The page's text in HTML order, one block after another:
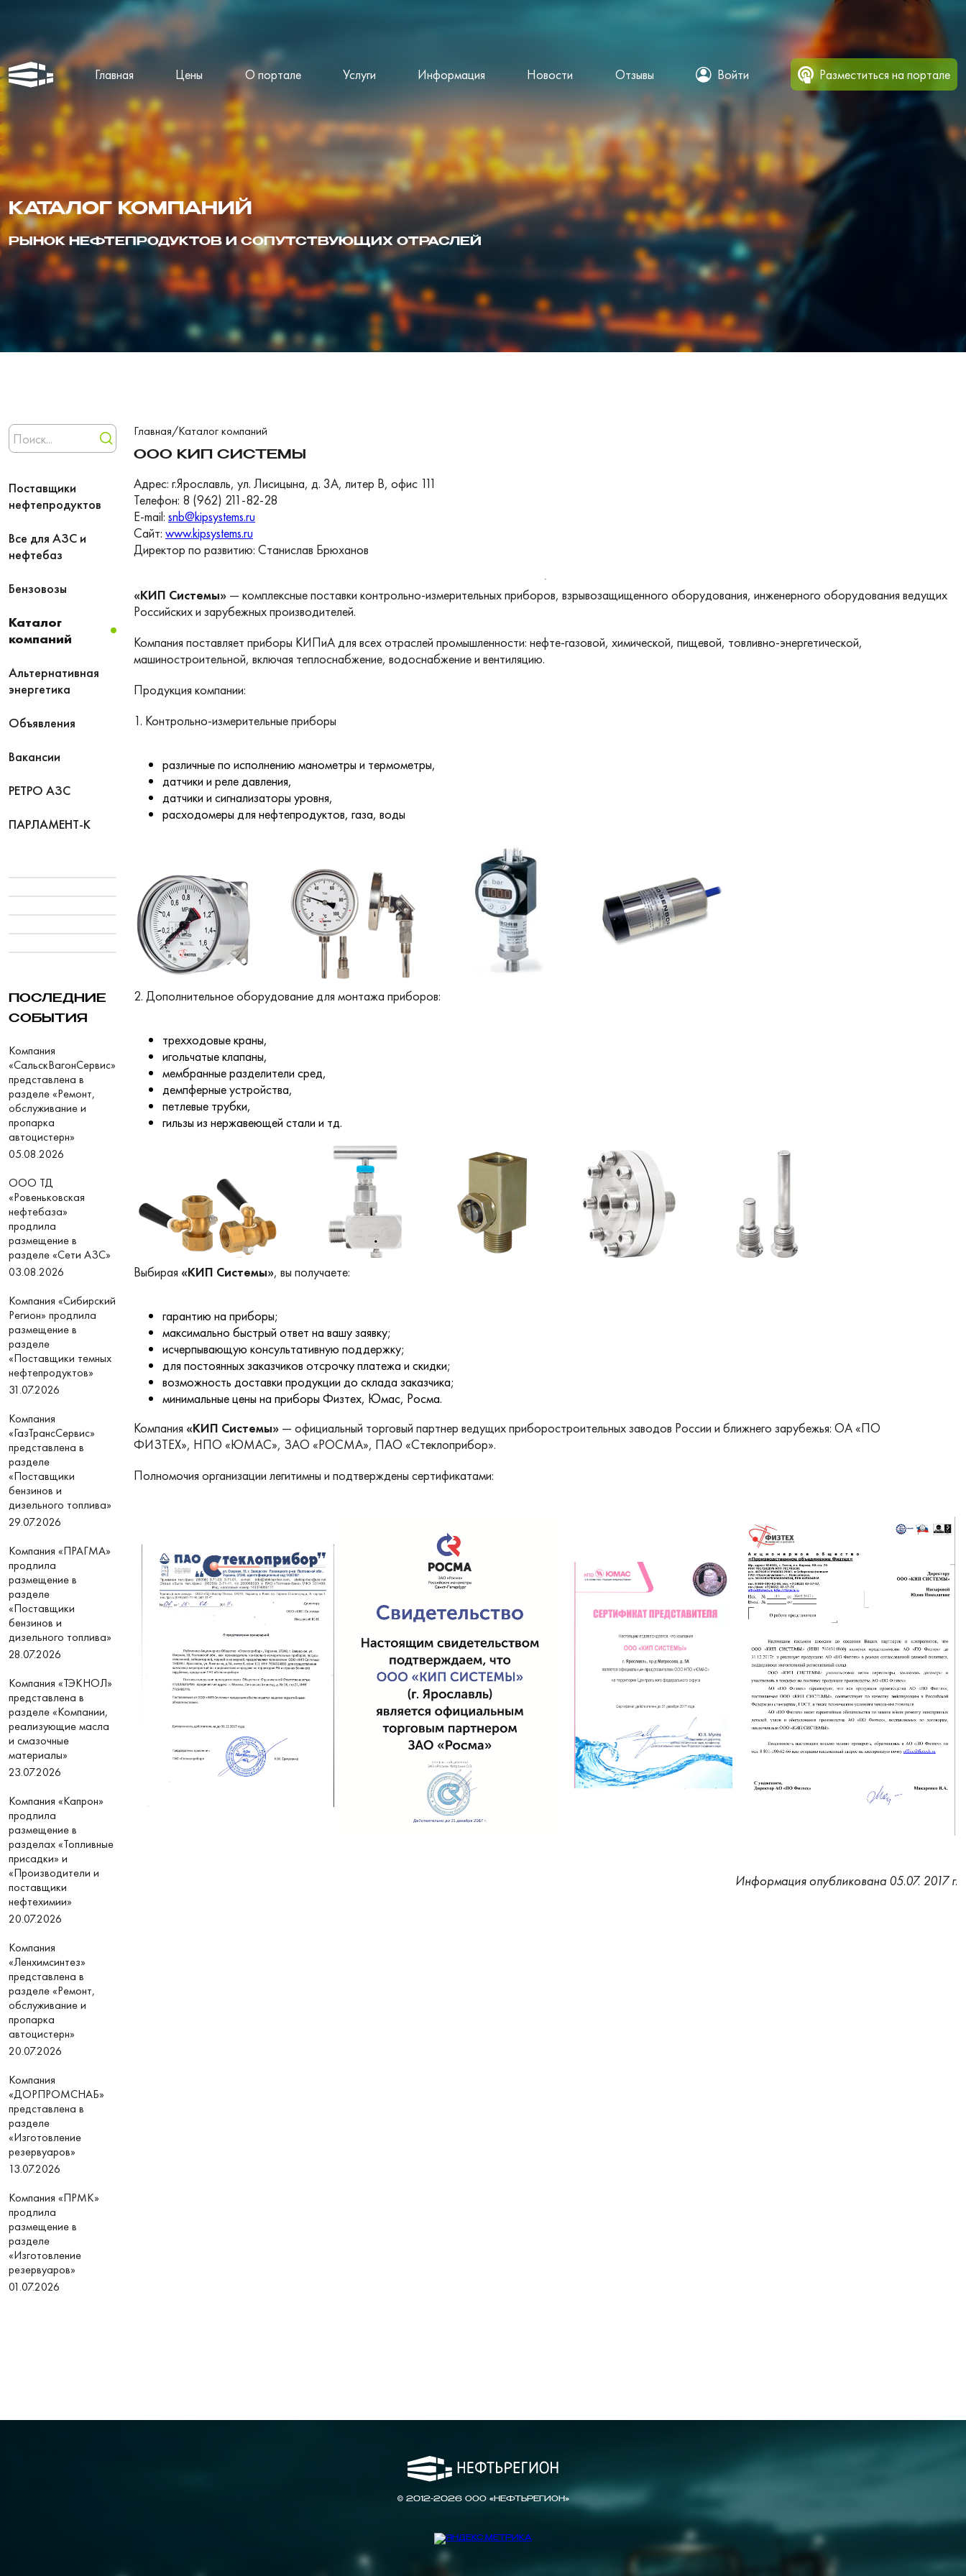
Главная Цены О портале Услуги Информация Новости Отзывы Войти Разместиться на портале
КАТАЛОГ КОМПАНИЙ
РЫНОК НЕФТЕПРОДУКТОВ И СОПУТСТВУЮЩИХ ОТРАСЛЕЙ
Поставщики
нефтепродуктов
Все для АЗС и
нефтебаз
Бензовозы
Каталог
компаний
Альтернативная
энергетика
Объявления
Вакансии
РЕТРО АЗС
ПАРЛАМЕНТ-К
ПОСЛЕДНИЕ
СОБЫТИЯ
Компания
«СальскВагонСервис»
представлена в
разделе «Ремонт,
обслуживание и
пропарка
автоцистерн»
05.08.2026
ООО ТД
«Ровеньковская
нефтебаза»
продлила
размещение в
разделе «Сети АЗС»
03.08.2026
Компания «Сибирский
Регион» продлила
размещение в
разделе
«Поставщики темных
нефтепродуктов»
31.07.2026
Компания
«ГазТрансСервис»
представлена в
разделе
«Поставщики
бензинов и
дизельного топлива»
29.07.2026
Компания «ПРАГМА»
продлила
размещение в
разделе
«Поставщики
бензинов и
дизельного топлива»
28.07.2026
Компания «ТЭКНОЛ»
представлена в
разделе «Компании,
реализующие масла
и смазочные
материалы»
23.07.2026
Компания «Капрон»
продлила
размещение в
разделах «Топливные
присадки» и
«Производители и
поставщики
нефтехимии»
20.07.2026
Компания
«Ленхимсинтез»
представлена в
разделе «Ремонт,
обслуживание и
пропарка
автоцистерн»
20.07.2026
Компания
«ДОРПРОМСНАБ»
представлена в
разделе
«Изготовление
резервуаров»
13.07.2026
Компания «ПРМК»
продлила
размещение в
разделе
«Изготовление
резервуаров»
01.07.2026
Главная/Каталог компаний
ООО КИП СИСТЕМЫ
Адрес: г.Ярославль, ул. Лисицына, д. 3А, литер В, офис 111
Телефон: 8 (962) 211-82-28
E-mail: snb@kipsystems.ru
Сайт: www.kipsystems.ru
Директор по развитию: Станислав Брюханов
«КИП Системы» — комплексные поставки контрольно-измерительных приборов, взрывозащищенного оборудования, инженерного оборудования ведущих
Российских и зарубежных производителей.
Компания поставляет приборы КИПиА для всех отраслей промышленности: нефте-газовой, химической, пищевой, товливно-энергетической,
машиностроительной, включая теплоснабжение, водоснабжение и вентиляцию.
Продукция компании:
1. Контрольно-измерительные приборы
различные по исполнению манометры и термометры,
датчики и реле давления,
датчики и сигнализаторы уровня,
расходомеры для нефтепродуктов, газа, воды
2. Дополнительное оборудование для монтажа приборов:
трехходовые краны,
игольчатые клапаны,
мембранные разделители сред,
демпферные устройства,
петлевые трубки,
гильзы из нержавеющей стали и тд.
Выбирая «КИП Системы», вы получаете:
гарантию на приборы;
максимально быстрый ответ на вашу заявку;
исчерпывающую консультативную поддержку;
для постоянных заказчиков отсрочку платежа и скидки;
возможность доставки продукции до склада заказчика;
минимальные цены на приборы Физтех, Юмас, Росма.
Компания «КИП Системы» — официальный торговый партнер ведущих приборостроительных заводов России и ближнего зарубежья: ОА «ПО
ФИЗТЕХ», НПО «ЮМАС», ЗАО «РОСМА», ПАО «Стеклоприбор».
Полномочия организации легитимны и подтверждены сертификатами:
Информация опубликована 05.07. 2017 г.
© 2012-2026 ООО «НЕФТЬРЕГИОН»